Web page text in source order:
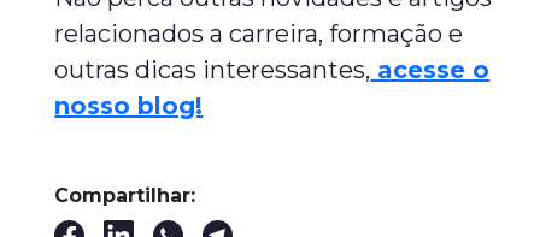
relacionados a carreira, formação e
outras dicas interessantes, acesse o
nosso blog!
Compartilhar: